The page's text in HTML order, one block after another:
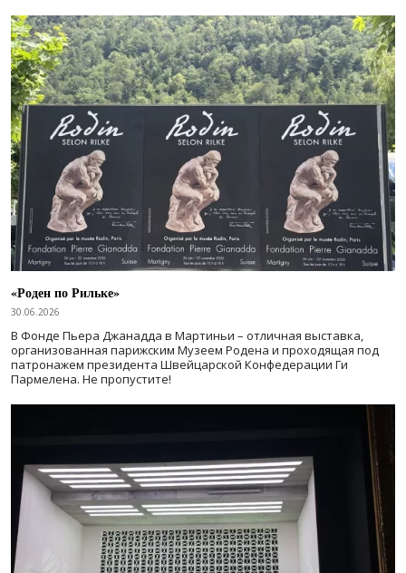
«Роден по Рильке»
30.06.2026
В Фонде Пьера Джанадда в Мартиньи – отличная выставка,
организованная парижским Музеем Родена и проходящая под
патронажем президента Швейцарской Конфедерации Ги
Пармелена. Не пропустите!